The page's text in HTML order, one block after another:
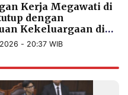
Kerja Megawati di
dengan
Kekeluargaan di
- 20:37 WIB